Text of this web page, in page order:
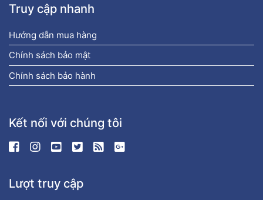
Truy cập nhanh
Hướng dẫn mua hàng
Chính sách bảo mật
Chính sách bảo hành
Kết nối với chúng tôi
Lượt truy cập